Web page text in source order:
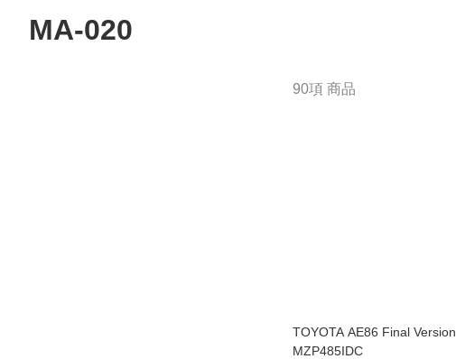
MA-020
90項 商品
TOYOTA AE86 Final Version
MZP485IDC